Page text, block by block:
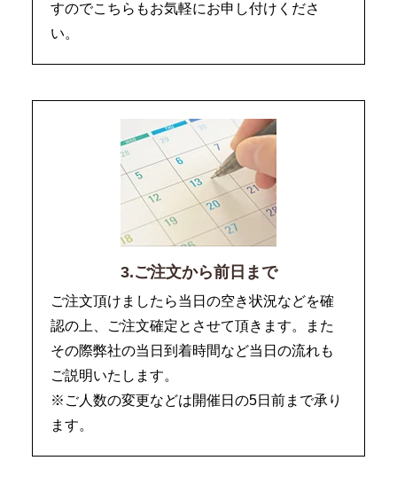
すのでこちらもお気軽にお申し付けくださ
い。
3.ご注文から前日まで
ご注文頂けましたら当日の空き状況などを確
認の上、ご注文確定とさせて頂きます。また
その際弊社の当日到着時間など当日の流れも
ご説明いたします。
※ご人数の変更などは開催日の5日前まで承り
ます。